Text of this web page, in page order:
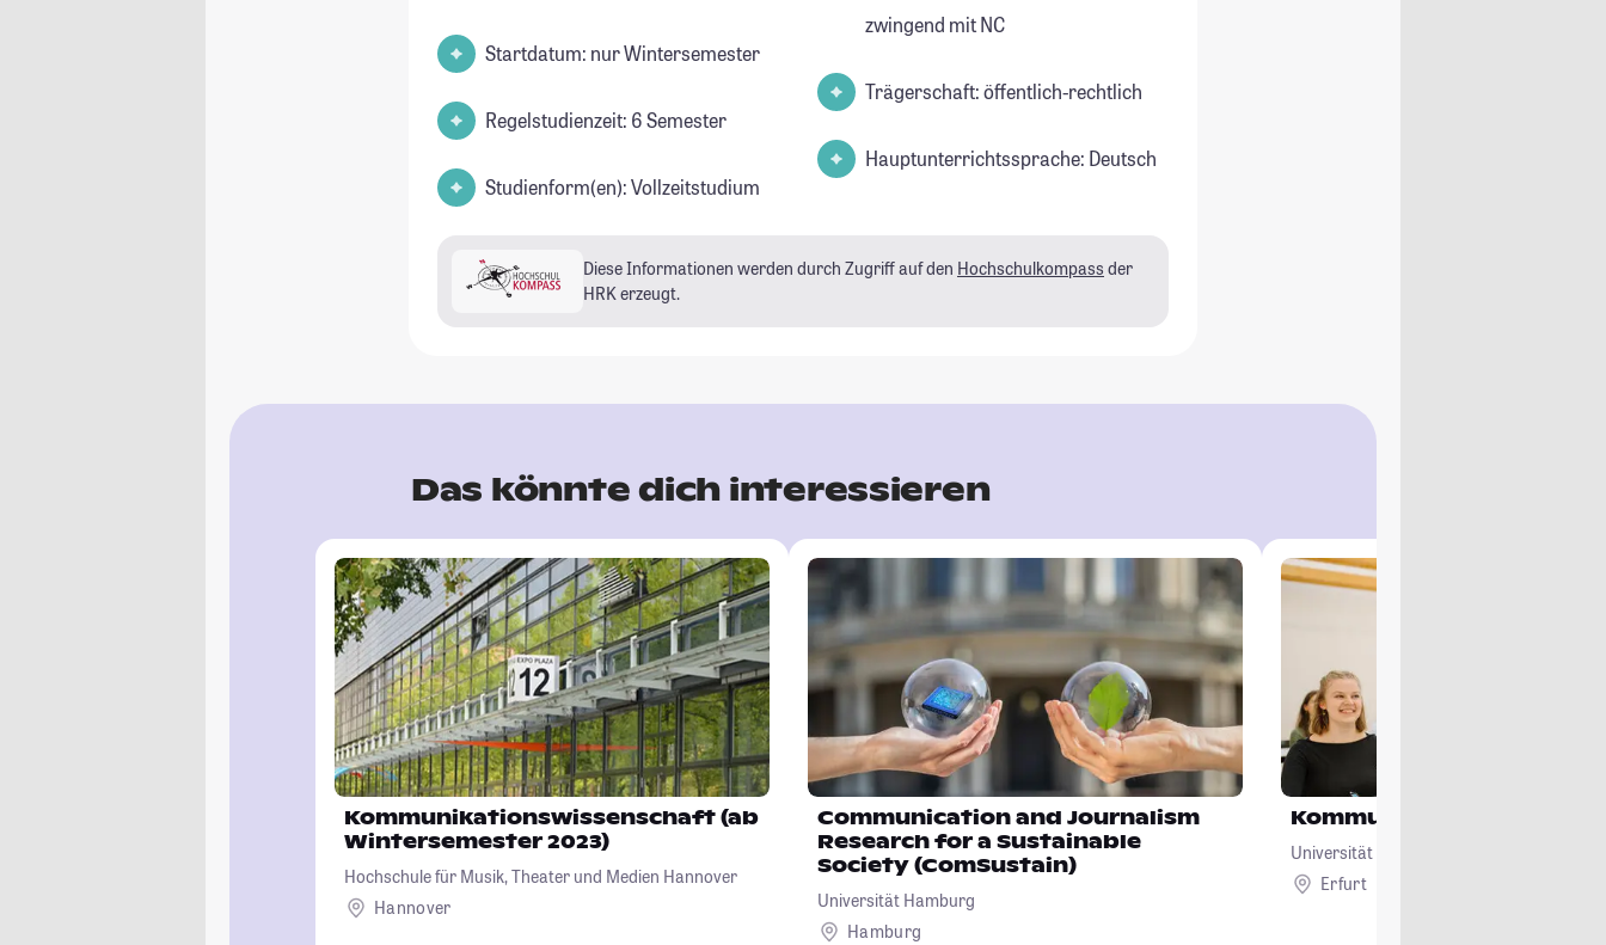
Startdatum: nur Wintersemester
Regelstudienzeit: 6 Semester
Studienform(en): Vollzeitstudium
zwingend mit NC
Trägerschaft: öffentlich-rechtlich
Hauptunterrichtssprache: Deutsch
Diese Informationen werden durch Zugriff auf den Hochschulkompass der
HRK erzeugt.
Das könnte dich interessieren
Kommunikationswissenschaft (ab
Wintersemester 2023)
Hochschule für Musik, Theater und Medien Hannover
Hannover
Communication and Journalism
Research for a Sustainable
Society (ComSustain)
Universität Hamburg
Hamburg
Universität Erfurt
Erfurt